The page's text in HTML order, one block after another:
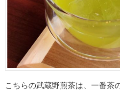
こちらの武蔵野煎茶は、一番茶